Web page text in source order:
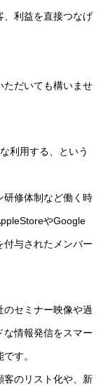
、利益を直接つなげ
ただいても構いませ
利用する、という
研修体制など働く時
やGoogle
付与されたメンバー
のセミナー映像や過
情報発信をスマー
す。
客のリスト化や、新